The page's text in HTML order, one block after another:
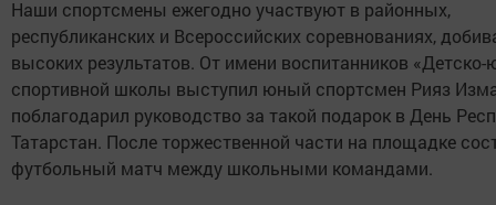
Наши спортсмены ежегодно участвуют в районных,
республиканских и Всероссийских соревнованиях,
высоких результатов. От имени воспитанников
спортивной школы выступил юный спортсмен Рияз
поблагодарил руководство за такой подарок в День
Татарстан. После торжественной части на площадке
футбольный матч между школьными командами.